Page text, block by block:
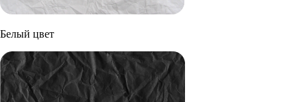
Белый цвет